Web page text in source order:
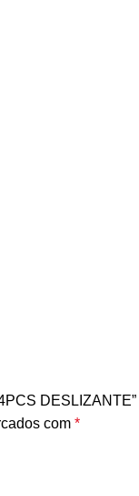
DESLIZANTE”
com *